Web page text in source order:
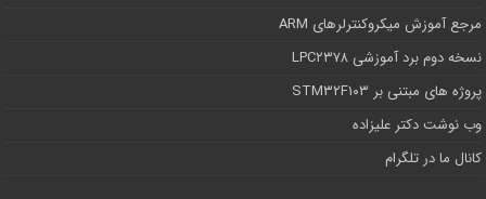
مرجع آموزش میکروکنترلرهای ARM
نسخه دوم برد آموزشی LPC۲۳۷۸
پروژه های مبتنی بر STM۳۲F۱۰۳
وب نوشت دکتر علیزاده
کانال ما در تلگرام